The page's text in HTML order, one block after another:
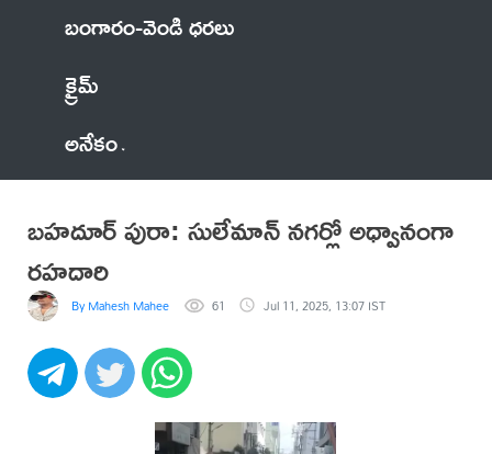
బంగారం-వెండి ధరలు
క్రైమ్
అనేకం
బహదూర్ పురా: సులేమాన్ నగర్లో అధ్వానంగా
రహదారి
By Mahesh Mahee 61 Jul 11, 2025, 13:07 IST